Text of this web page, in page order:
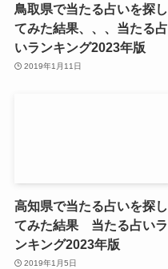
鳥取県で当たる占いを探し
てみた結果、、、当たる占
いランキング2023年版
2019年1月11日
高知県で当たる占いを探し
てみた結果 当たる占いラ
ンキング2023年版
2019年1月5日